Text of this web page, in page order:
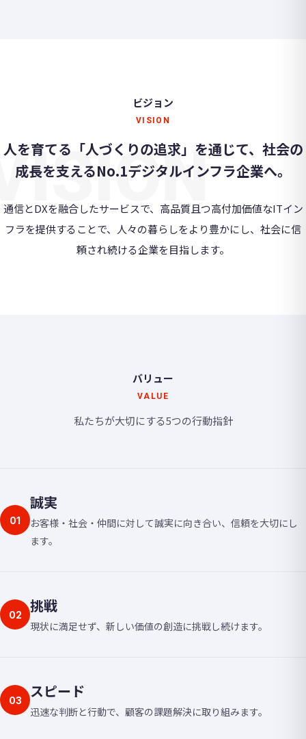
ビジョン
VISION
人を育てる「人づくりの追求」を通じて、社会の
成長を支えるNo.1デジタルインフラ企業へ。
通信とDXを融合したサービスで、高品質且つ高付加価値なITイン
フラを提供することで、人々の暮らしをより豊かにし、社会に信
頼され続ける企業を目指します。
バリュー
VALUE
私たちが大切にする5つの行動指針
01
誠実
お客様・社会・仲間に対して誠実に向き合い、信頼を大切にし
ます。
02 挑戦
現状に満足せず、新しい価値の創造に挑戦し続けます。
03 スピード
迅速な判断と行動で、顧客の課題解決に取り組みます。